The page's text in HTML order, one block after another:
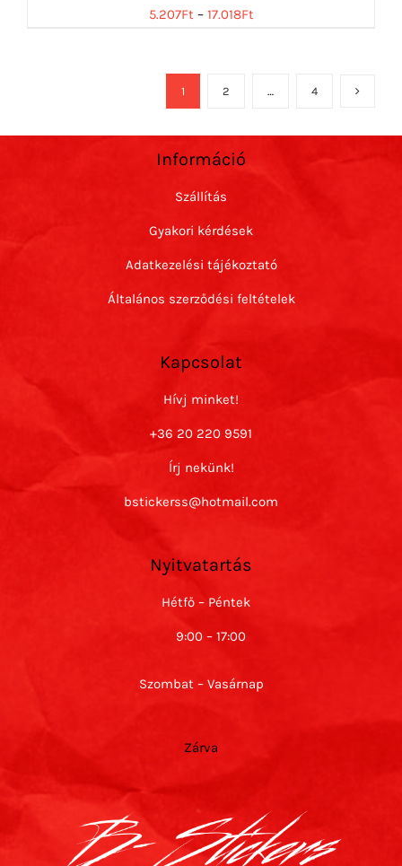
5.207Ft– 17.018Ft
1 2 … 4
Információ
Szállítás
Gyakori kérdések
Adatkezelési tájékoztató
Általános szerződési feltételek
Kapcsolat
Hívj minket!
+36 20 220 9591
Írj nekünk!
bstickerss@hotmail.com
Nyitvatartás
Hétfő – Péntek
9:00 – 17:00
Szombat – Vasárnap
Zárva